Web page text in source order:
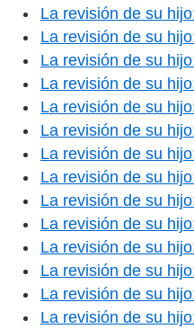
La revisión de su
La revisión de su
La revisión de su
La revisión de su
La revisión de su
La revisión de su
La revisión de su
La revisión de su
La revisión de su
La revisión de su
La revisión de su
La revisión de su
La revisión de su
La revisión de su